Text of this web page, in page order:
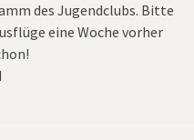
des Jugendclubs. Bitte
eine Woche vorher